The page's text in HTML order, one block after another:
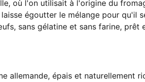
où l'on utilisait à l'origine du
égoutter le mélange pour qu'il
sans gélatine et sans farine, prêt
allemande, épais et naturellement